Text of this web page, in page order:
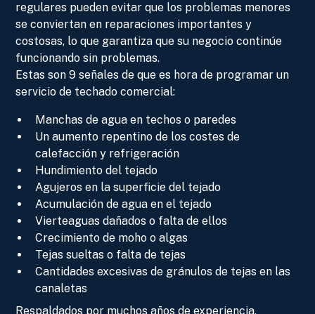
regulares pueden evitar que los problemas menores
se conviertan en reparaciones importantes y
costosas, lo que garantiza que su negocio continúe
funcionando sin problemas.
Estas son 9 señales de que es hora de programar un
servicio de techado comercial:
Manchas de agua en techos o paredes
Un aumento repentino de los costes de
calefacción y refrigeración
Hundimiento del tejado
Agujeros en la superficie del tejado
Acumulación de agua en el tejado
Vierteaguas dañados o falta de ellos
Crecimiento de moho o algas
Tejas sueltas o falta de tejas
Cantidades excesivas de gránulos de tejas en las
canaletas
Respaldados por muchos años de experiencia,